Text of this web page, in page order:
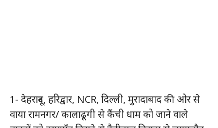
1- देहरादून, हरिद्वार, NCR, दिल्ली, मुरादाबाद की ओर से
वाया रामनगर/ कालाढूगी से कैंची धाम को जाने वाले